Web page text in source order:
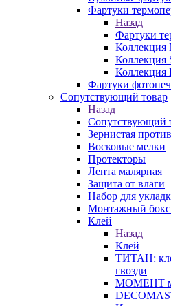
Фартуки
Назад
Фартуки
Коллекция
Фартуки
Сопутствующий товар
Назад
Сопутствующий
Зернистая
Восковые мелки
Протекторы
Лента малярная
Защита от влаги
Набор для
Монтажный бокс
Клей
Назад
Клей
ТИТАН:
гвозди
МОМЕНТ